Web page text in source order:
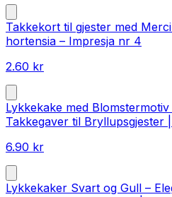
Takkekort til gjester med
hortensia – Impresja nr 4
2.60 kr
Lykkekake med Blomstermotiv
Takkegaver til Bryllupsgjester
6.90 kr
Lykkekaker Svart og Gull –